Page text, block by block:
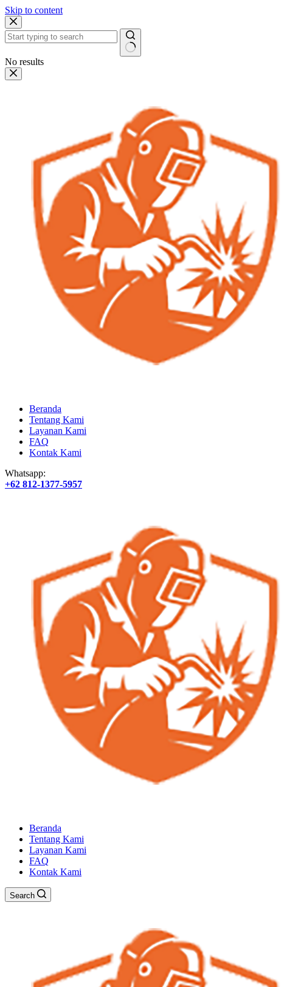
Skip to content
No results
Beranda
Tentang Kami
Layanan Kami
FAQ
Kontak Kami
Whatsapp:
+62 812-1377-5957
Beranda
Tentang Kami
Layanan Kami
FAQ
Kontak Kami
Search